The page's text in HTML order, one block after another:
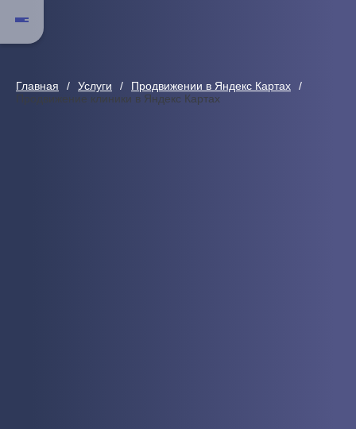
Главная Услуги
Продвижении в Яндекс Картах
Продвижение клиники в Яндекс Картах